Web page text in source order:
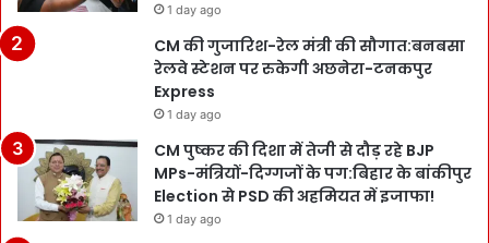
1 day ago
CM की गुजारिश-रेल मंत्री की सौगात:बनबसा
रेलवे स्टेशन पर रुकेगी अछनेरा-टनकपुर
Express
1 day ago
CM पुष्कर की दिशा में तेजी से दौड़ रहे BJP
MPs-मंत्रियों-दिग्गजों के पग:बिहार के बांकीपुर
Election से PSD की अहमियत में इजाफा!
1 day ago